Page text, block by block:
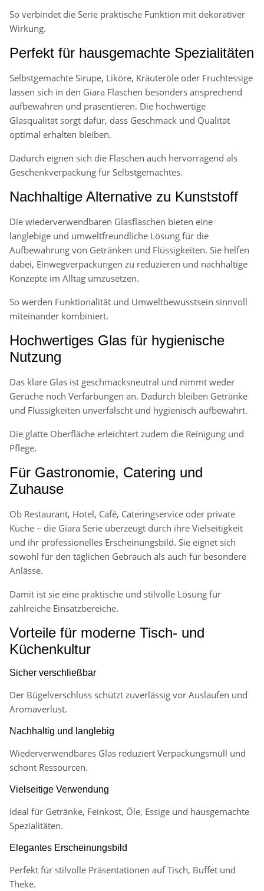
So verbindet die Serie praktische Funktion mit dekorativer
Wirkung.
Perfekt für hausgemachte Spezialitäten
Selbstgemachte Sirupe, Liköre, Kräuteröle oder Fruchtessige
lassen sich in den Giara Flaschen besonders ansprechend
aufbewahren und präsentieren. Die hochwertige
Glasqualität sorgt dafür, dass Geschmack und Qualität
optimal erhalten bleiben.
Dadurch eignen sich die Flaschen auch hervorragend als
Geschenkverpackung für Selbstgemachtes.
Nachhaltige Alternative zu Kunststoff
Die wiederverwendbaren Glasflaschen bieten eine
langlebige und umweltfreundliche Lösung für die
Aufbewahrung von Getränken und Flüssigkeiten. Sie helfen
dabei, Einwegverpackungen zu reduzieren und nachhaltige
Konzepte im Alltag umzusetzen.
So werden Funktionalität und Umweltbewusstsein sinnvoll
miteinander kombiniert.
Hochwertiges Glas für hygienische
Nutzung
Das klare Glas ist geschmacksneutral und nimmt weder
Gerüche noch Verfärbungen an. Dadurch bleiben Getränke
und Flüssigkeiten unverfälscht und hygienisch aufbewahrt.
Die glatte Oberfläche erleichtert zudem die Reinigung und
Pflege.
Für Gastronomie, Catering und
Zuhause
Ob Restaurant, Hotel, Café, Cateringservice oder private
Küche – die Giara Serie überzeugt durch ihre Vielseitigkeit
und ihr professionelles Erscheinungsbild. Sie eignet sich
sowohl für den täglichen Gebrauch als auch für besondere
Anlässe.
Damit ist sie eine praktische und stilvolle Lösung für
zahlreiche Einsatzbereiche.
Vorteile für moderne Tisch- und
Küchenkultur
Sicher verschließbar
Der Bügelverschluss schützt zuverlässig vor Auslaufen und
Aromaverlust.
Nachhaltig und langlebig
Wiederverwendbares Glas reduziert Verpackungsmüll und
schont Ressourcen.
Vielseitige Verwendung
Ideal für Getränke, Feinkost, Öle, Essige und hausgemachte
Spezialitäten.
Elegantes Erscheinungsbild
Perfekt für stilvolle Präsentationen auf Tisch, Buffet und
Theke.